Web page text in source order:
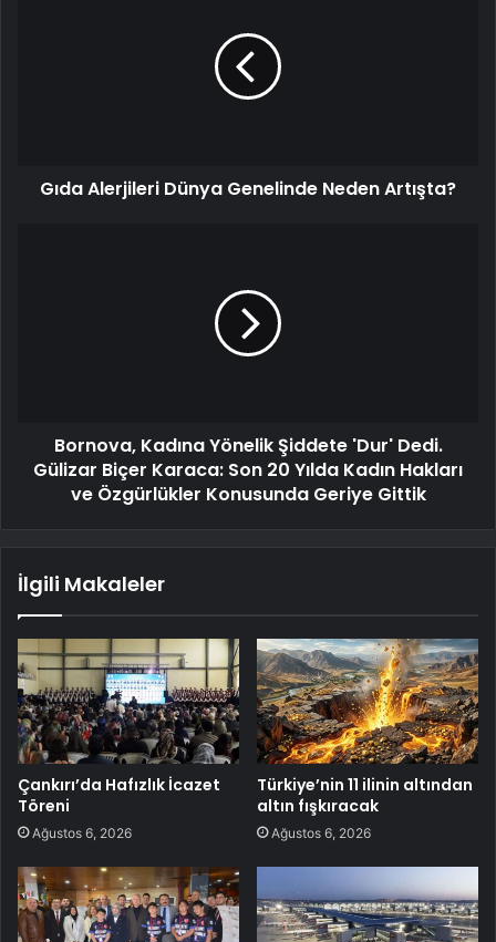
Gıda Alerjileri Dünya Genelinde Neden Artışta?
Bornova, Kadına Yönelik Şiddete 'Dur' Dedi.
Gülizar Biçer Karaca: Son 20 Yılda Kadın Hakları
ve Özgürlükler Konusunda Geriye Gittik
İlgili Makaleler
Çankırı’da Hafızlık İcazet
Töreni
Ağustos 6, 2026
Türkiye’nin 11 ilinin altından
altın fışkıracak
Ağustos 6, 2026